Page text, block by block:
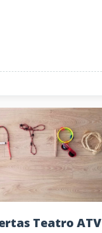
Teatro ATV